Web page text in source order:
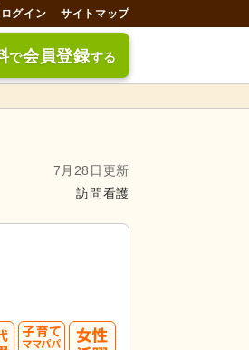
ログイン サイトマップ
で会員登録する
7月28日更新
訪問看護